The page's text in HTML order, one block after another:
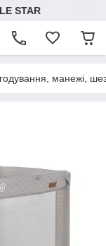
STAR
манежі,